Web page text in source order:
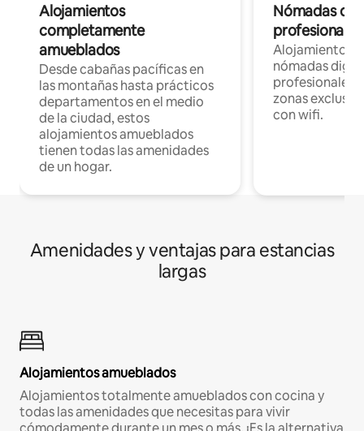
Alojamientos
completamente
amueblados
Desde cabañas pacíficas en
las montañas hasta prácticos
departamentos en el medio
de la ciudad, estos
alojamientos amueblados
tienen todas las amenidades
de un hogar.
Nómadas
Alojamientos
nómadas
profesionales
zonas
con wifi.
Amenidades y ventajas para estancias
largas
Alojamientos amueblados
Alojamientos totalmente amueblados con cocina y
todas las amenidades que necesitas para vivir